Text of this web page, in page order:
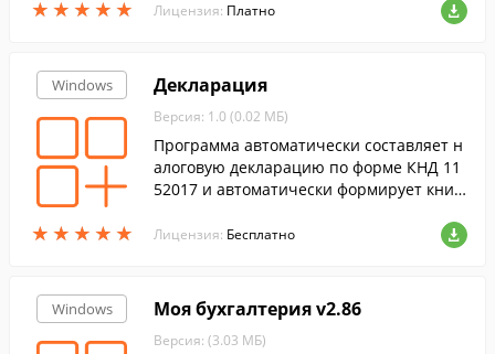
★ ★ ★ ★ ★
★ ★ ★ ★ ★ Лицензия: Платно
Windows
★ ★ ★ ★ ★
★ ★ ★ ★ ★
Декларация
Версия: 1.0 (0.02 МБ)
Программа автоматически составляет н
алоговую декларацию по форме КНД 11
52017 и автоматически формирует книг
Лицензия: Бесплатно
Windows Моя бухгалтерия v2.86
Версия: (3.03 МБ)